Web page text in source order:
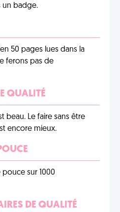
un badge.
50 pages lues dans la
ferons pas de
QUALITÉ
beau. Le faire sans être
encore mieux.
sur 1000
DE QUALITÉ